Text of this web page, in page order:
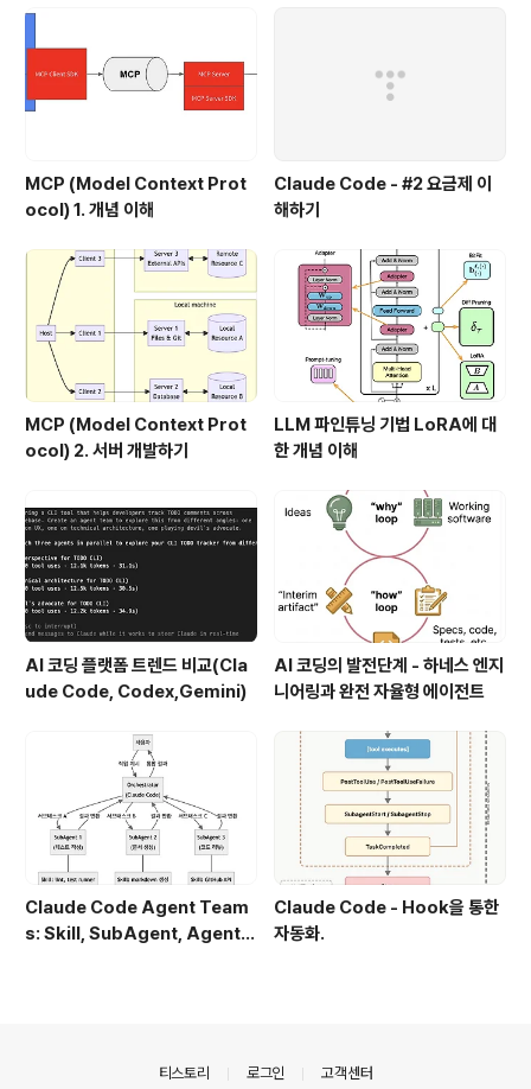
MCP (Model Context Prot
ocol) 1. 개념 이해
Claude Code - #2 요금제 이
해하기
MCP (Model Context Prot
ocol) 2. 서버 개발하기
LLM 파인튜닝 기법 LoRA에 대
한 개념 이해
AI 코딩 플랫폼 트렌드 비교(Cla
ude Code, Codex,Gemini)
AI 코딩의 발전단계 - 하네스 엔지
니어링과 완전 자율형 에이전트
Claude Code Agent Team
s: Skill, SubAgent, Agent T
Claude Code - Hook을 통한
자동화.
티스토리 로그인 고객센터